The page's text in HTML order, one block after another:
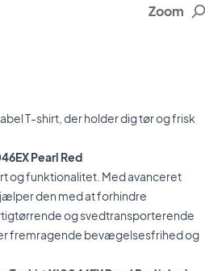
Zoom
T-shirt, der holder dig tør og frisk
Pearl Red
og funktionalitet. Med avanceret
den med at forhindre
og svedtransporterende
fremragende bevægelsesfrihed og